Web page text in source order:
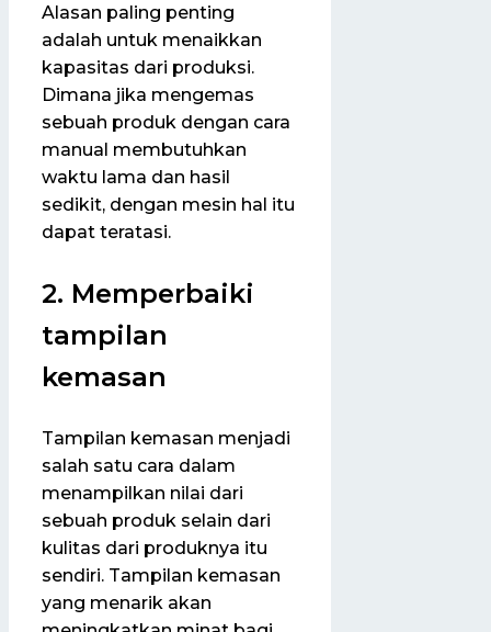
Alasan paling penting
adalah untuk menaikkan
kapasitas dari produksi.
Dimana jika mengemas
sebuah produk dengan cara
manual membutuhkan
waktu lama dan hasil
sedikit, dengan mesin hal itu
dapat teratasi.
2. Memperbaiki
tampilan
kemasan
Tampilan kemasan menjadi
salah satu cara dalam
menampilkan nilai dari
sebuah produk selain dari
kulitas dari produknya itu
sendiri. Tampilan kemasan
yang menarik akan